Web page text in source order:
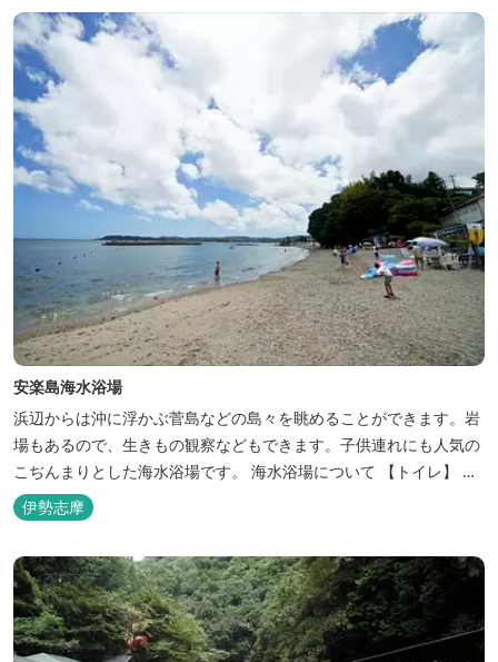
安楽島海水浴場
浜辺からは沖に浮かぶ菅島などの島々を眺めることができます。岩
場もあるので、生きもの観察などもできます。子供連れにも人気の
こぢんまりとした海水浴場です。 海水浴場について 【トイレ】
１ヶ所 無料 バリアフリートイレ有り(昼間のみ解放) 【シャワ
ー】 無料 外４基 （冷水シャワー） ※女子
更衣室内にも2基あり（冷水シャワー） 【駐車場】 約30台 8:...
伊勢志摩